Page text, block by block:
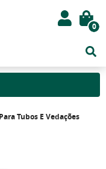
0
Tubos E Vedações